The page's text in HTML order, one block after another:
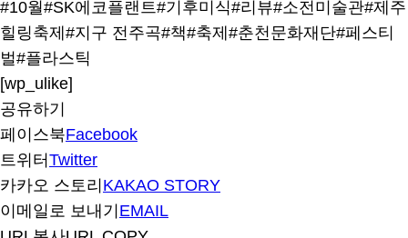
#10월#SK에코플랜트#기후미식#리뷰#소전미술관#제주
힐링축제 #지구 전주곡#책#축제 #춘천문화재단#페스티
벌#플라스틱
[wp_ulike]
공유하기
페이스북Facebook
트위터 Twitter
카카오 스토리 KAKAO STORY
이메일로 보내기 EMAIL